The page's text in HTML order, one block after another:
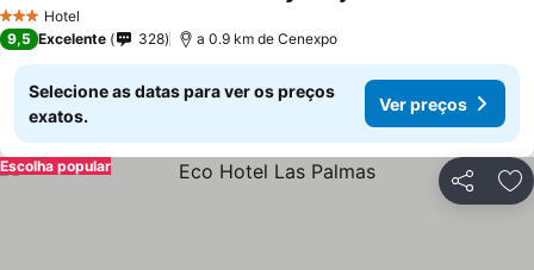
3 EstrelasHotel
9,5 Excelente 328 a 0.9 km de Cenexpo
Selecione as datas para ver os preços
exatos.
Ver preços
Partilhar
Escolha popular